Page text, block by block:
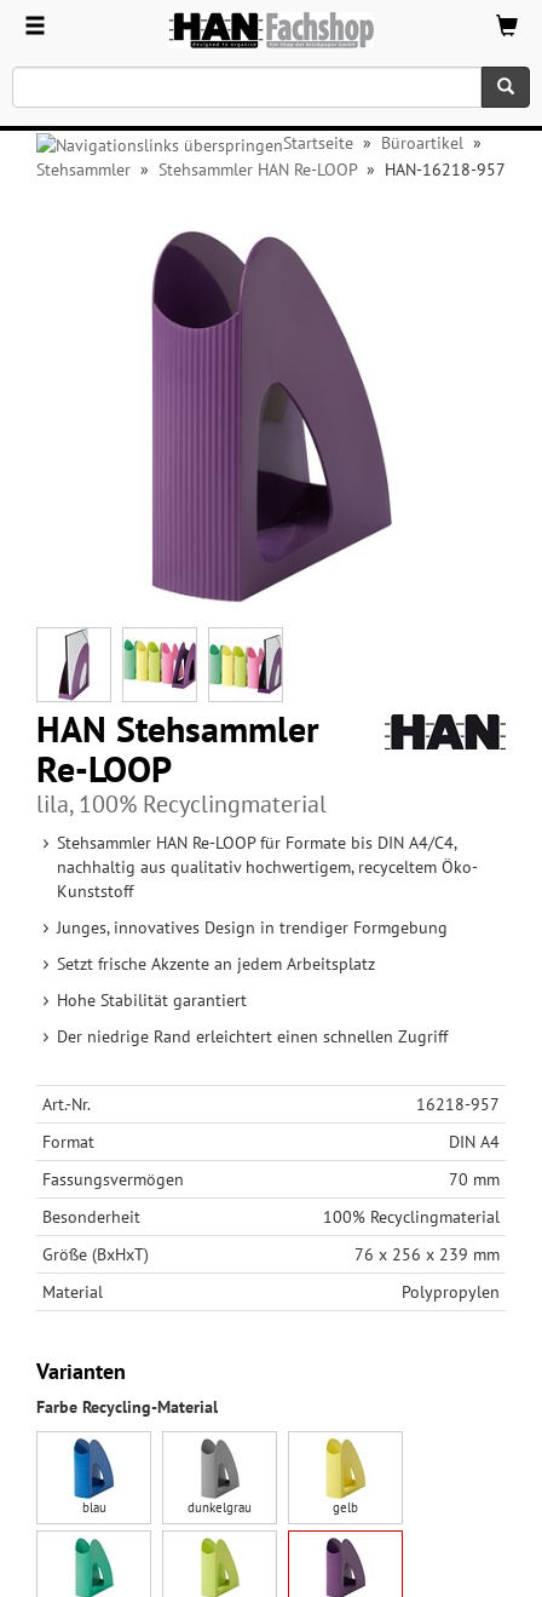
Startseite » Büroartikel »
Stehsammler » Stehsammler HAN Re-LOOP» HAN-16218-957
HAN Stehsammler
Re-LOOP
lila, 100% Recyclingmaterial
Stehsammler HAN Re-LOOP für Formate bis DIN A4/C4,
nachhaltig aus qualitativ hochwertigem, recyceltem Öko-
Kunststoff
Junges, innovatives Design in trendiger Formgebung
Setzt frische Akzente an jedem Arbeitsplatz
Hohe Stabilität garantiert
Der niedrige Rand erleichtert einen schnellen Zugriff
Art.-Nr.
16218-957
Format
DIN A4
Fassungsvermögen
70 mm
Besonderheit
100% Recyclingmaterial
Größe (BxHxT)
76 x 256 x 239 mm
Material
Polypropylen
Varianten
Farbe Recycling-Material
blau dunkelgrau gelb